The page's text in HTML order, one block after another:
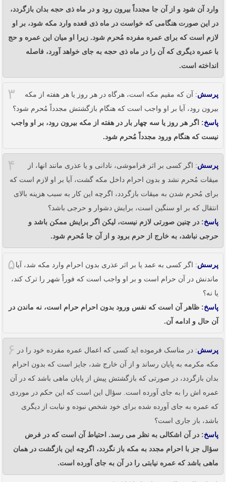
وارد آن شود و از آن جا مجدداً بیرون رود و در ماه ذی حجه بدان بازگردد،
در این صورت هنگامی که خواست در ماه ذی قعده وارد مکه شود، بر او
لازم است که برای عمره مفرده مُحرم شود. زیرا او میان این عمره و حج
با عمره دیگری که آن را در ماه ذی حجه به جای خواهد آورد، فاصله
انداخته است.
۳ پرسش: آن که مقیم مکه است، هرگاه در هر روز یا هر هفته از مکه
بیرون رود، آیا بر او واجب است که هنگام بازگشتش مجدداً مُحرم شود؟
پاسخ: اگر هر روز یا سه چهار بار در هفته از مکه بیرون رود، بر او واجب
نیست که هنگام ورود مجدداً مُحرم شود.
۴ پرسش: اگر کسی بر اثر فراموشی، نادانی و یا عذری مانند انها، از
میقات مُحرم نشد و بدون احرام داخل مکه گشت، آیا بر او لازم است که
برای مُحرم شدن به میقات بازگردد، اگرچه این کار به سبب هزینه بالای
انتقال که بر او سنگین است، برایش دشوار و حرجی باشد؟
پاسخ: در چنین صورتی لازم نیست، لیکن اگر برایش ممکن باشد و
حرجی نباشد، به خارج از حرم برود و از آن جا مُحرم شود.
۵ پرسش: اگر کسی به عمد یا بر اثر عذری بدون احرام وارد مکه شد، آیا
ماندنش در آن حرام است و بر او واجب است که فوراً شهر را ترک کند،
یا نه؟
پاسخ: ظاهر آن است که نفس ورود بدون احرام حرام است، نه ماندن در
آن حال و ادامه آن.
۶ پرسش: در مناسک فرموده اید کسی که اعمال عمره مفرده خود را در
مکه مکرمه به پایان رساند و از آن خارج شد، جایز است که بدون احرام
بدان بازگردد، در صورتی که بازگشتش پیش از پایان ماهی باشد که در آن
عمره اش را به جای آورده است. سؤال این است که این حکم در موردی
که عمره به جای آورده شده برای خود شخص نبوده و نیابت از دیگری
باشد، باز جاری است؟
پاسخ: در آن اشکالی به نظر می رسد. احتیاط آن است که در فرض
سؤال جز با احرام مجدد به مکه باز نگردد، اگرچه این بازگشت در همان
ماهی باشد که عمره نیابتی را در آن به جای آورده است.